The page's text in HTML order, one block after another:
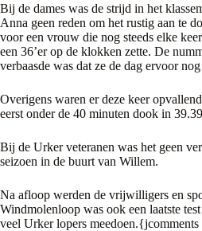
Bij de dames was de strijd in het
Anna geen reden om het rustig aan te
voor een vrouw die nog steeds elke
een 36’er op de klokken zette. De
verbaasde was dat ze de dag ervoor
Overigens waren er deze keer
eerst onder de 40 minuten dook in
Bij de Urker veteranen was het geen
seizoen in de buurt van Willem.
Na afloop werden de vrijwilligers en
Windmolenloop was ook een laatste
veel Urker lopers